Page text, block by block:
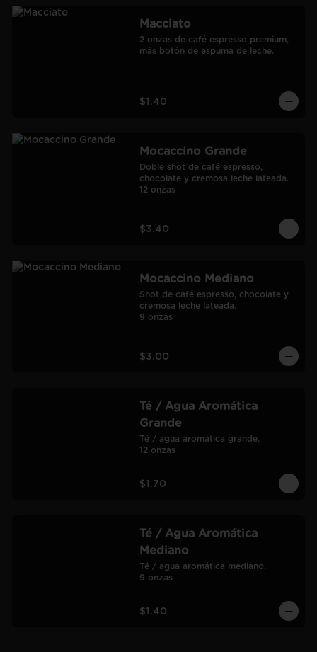
Macciato
2 onzas de café espresso premium,
más botón de espuma de leche.
$1.40
Mocaccino Grande
Doble shot de café espresso,
chocolate y cremosa leche lateada.
12 onzas
$3.40
Mocaccino Mediano
Shot de café espresso, chocolate y
cremosa leche lateada.
9 onzas
$3.00
Té / Agua Aromática
Grande
Té / agua aromática grande.
12 onzas
$1.70
Té / Agua Aromática
Mediano
Té / agua aromática mediano.
9 onzas
$1.40